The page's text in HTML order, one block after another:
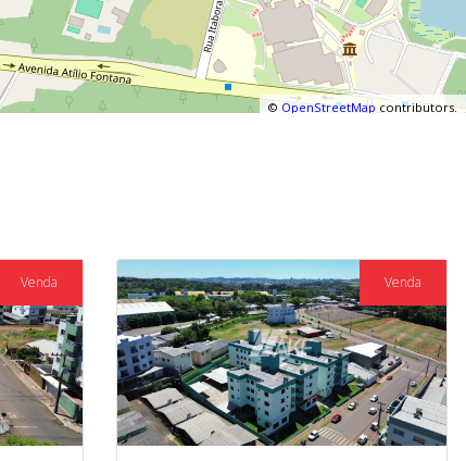
© OpenStreetMap contributors.
Venda Venda